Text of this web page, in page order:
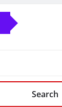
Search